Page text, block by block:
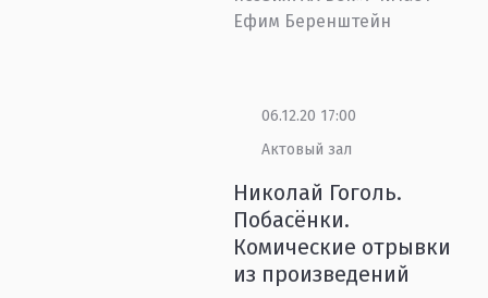
Ефим Беренштейн
06.12.20 17:00
Актовый зал
Николай Гоголь.
Побасёнки.
Комические отрывки
из произведений